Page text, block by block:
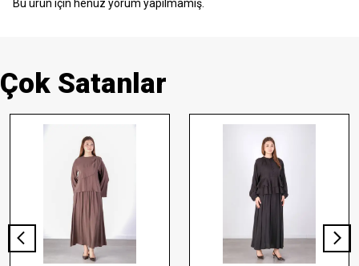
Bu ürün için henüz yorum yapılmamış.
Çok Satanlar